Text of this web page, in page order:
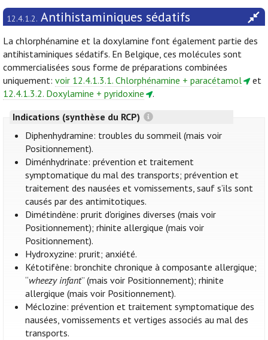
12.4.1.2. Antihistaminiques sédatifs
La chlorphénamine et la doxylamine font également partie des
antihistaminiques sédatifs. En Belgique, ces molécules sont
commercialisées sous forme de préparations combinées
uniquement: voir 12.4.1.3.1. Chlorphénamine + paracétamol
et
12.4.1.3.2. Doxylamine + pyridoxine
.
Indications (synthèse du RCP)
Diphenhydramine: troubles du sommeil (mais voir
Positionnement).
Diménhydrinate: prévention et traitement
symptomatique du mal des transports; prévention et
traitement des nausées et vomissements, sauf s’ils sont
causés par des antimitotiques.
Dimétindène: prurit d'origines diverses (mais voir
Positionnement); rhinite allergique (mais voir
Positionnement).
Hydroxyzine: prurit; anxiété.
Kétotifène: bronchite chronique à composante allergique;
“wheezy infant” (mais voir Positionnement); rhinite
allergique (mais voir Positionnement).
Méclozine: prévention et traitement symptomatique des
nausées, vomissements et vertiges associés au mal des
transports.